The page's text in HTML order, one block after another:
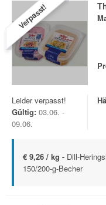
Verpasst!
Leider verpasst!
Gültig: 03.06. -
09.06.
€ 9,26 / kg - Dill-
150/200-g-Becher